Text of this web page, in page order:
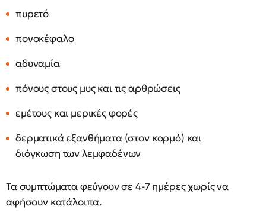
πυρετό
πονοκέφαλο
αδυναμία
πόνους στους μυς και τις αρθρώσεις
εμέτους και μερικές φορές
δερματικά εξανθήματα (στον κορμό) και
διόγκωση των λεμφαδένων
Τα συμπτώματα φεύγουν σε 4-7 ημέρες χωρίς να
αφήσουν κατάλοιπα.